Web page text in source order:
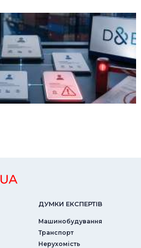
ДУМКИ ЕКСПЕРТIВ
Машинобудування
Транспорт
Нерухомість